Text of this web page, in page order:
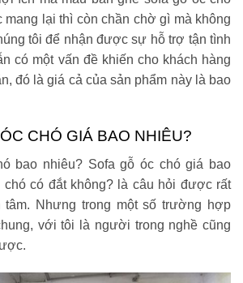
lại thì còn chần chờ gì mà không
tôi để nhận được sự hỗ trợ tận tình
có một vấn đề khiến cho khách hàng
đó là giá cả của sản phẩm này là bao
CHÓ GIÁ BAO NHIÊU?
bao nhiêu? Sofa gỗ óc chó giá bao
chó có đắt không? là câu hỏi được rất
tâm. Nhưng trong một số trường hợp
với tôi là người trong nghề cũng